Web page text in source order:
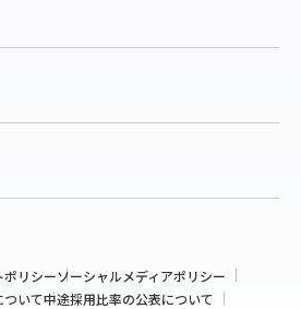
ポリシーソーシャルメディアポリシー
ついて中途採用比率の公表について